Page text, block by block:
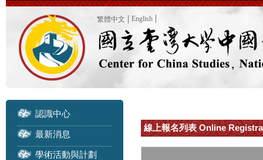
繁體中文 English
認識中心
最新消息
學術活動與計劃
線上報名列表 Online